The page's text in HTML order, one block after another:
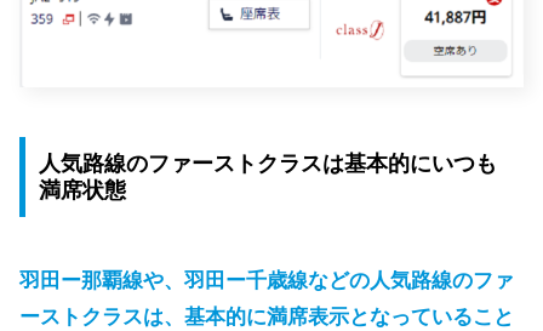
人気路線のファーストクラスは基本的にいつも
満席状態
羽田ー那覇線や、羽田ー千歳線などの人気路線のファ
ーストクラスは、基本的に満席表示となっていること